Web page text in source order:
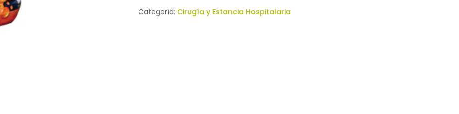
Categoría: Cirugía y Estancia Hospitalaria